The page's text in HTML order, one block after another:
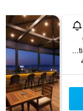
Torba Mah. Zeytinli Kahve Mevkii, P.K. 244, بودروم, تركيا